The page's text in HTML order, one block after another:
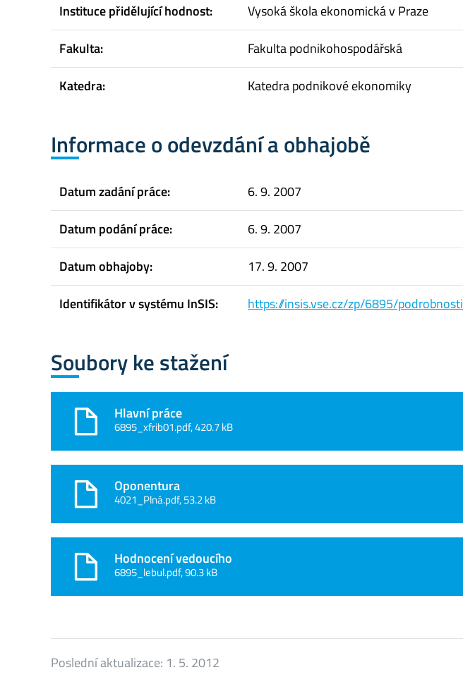
Instituce přidělující hodnost:
Vysoká škola ekonomická v Praze
Fakulta:
Fakulta podnikohospodářská
Katedra:
Katedra podnikové ekonomiky
Informace o odevzdání a obhajobě
Datum zadání práce:
6. 9. 2007
Datum podání práce:
6. 9. 2007
Datum obhajoby:
17. 9. 2007
Identifikátor v systému InSIS:
https://insis.vse.cz/zp/6895/podrobnosti
Soubory ke stažení
Hlavní práce
6895_xfrib01.pdf, 420.7 kB
Oponentura
4021_Plná.pdf, 53.2 kB
Hodnocení vedoucího
6895_lebul.pdf, 90.3 kB
Poslední aktualizace: 1. 5. 2012